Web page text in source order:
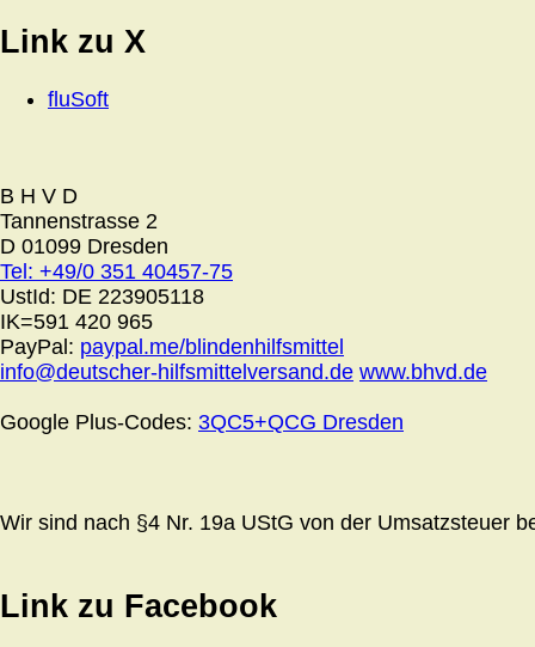
Link zu X
fluSoft
B H V D
Tannenstrasse 2
D 01099 Dresden
Tel: +49/0 351 40457-75
UstId: DE 223905118
IK=591 420 965
PayPal: paypal.me/blindenhilfsmittel
info@deutscher-hilfsmittelversand.de www.bhvd.de
Google Plus-Codes: 3QC5+QCG Dresden
Wir sind nach §4 Nr. 19a UStG von der Umsatzsteuer
Link zu Facebook